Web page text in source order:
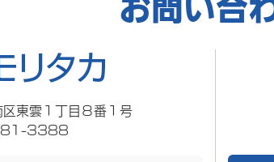
東雲１丁目８番１号
3388